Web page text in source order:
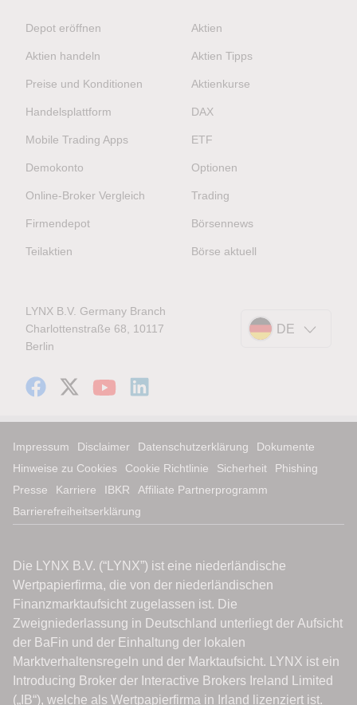
Depot eröffnen
Aktien handeln
Preise und Konditionen
Handelsplattform
Mobile Trading Apps
Demokonto
Online-Broker Vergleich
Firmendepot
Teilaktien
Aktien
Aktien Tipps
Aktienkurse
DAX
ETF
Optionen
Trading
Börsennews
Börse aktuell
LYNX B.V. Germany Branch
Charlottenstraße 68, 10117
Berlin
DE
Impressum Disclaimer Datenschutzerklärung
Dokumente
Hinweise zu Cookies
Cookie Richtlinie Sicherheit
Phishing
Presse
Karriere IBKR
Affiliate Partnerprogramm
Barrierefreiheitserklärung